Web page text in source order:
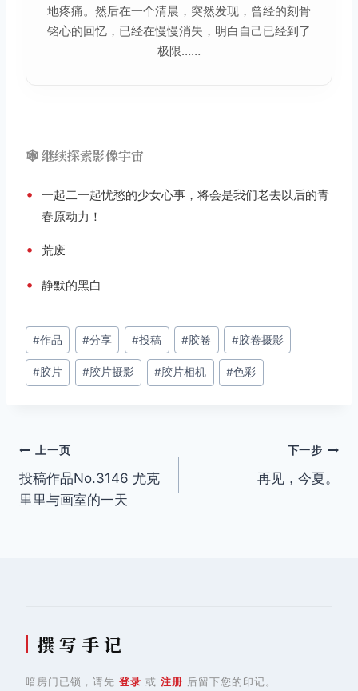
地疼痛。然后在一个清晨，突然发现，曾经的刻骨
铭心的回忆，已经在慢慢消失，明白自己已经到了
极限……
🕸️ 继续探索影像宇宙
•
一起二一起忧愁的少女心事，将会是我们老去以后的青
春原动力！
• 荒废
• 静默的黑白
文
章
标
#作品 #分享 #投稿 #胶卷 #胶卷摄影
#胶片 #胶片摄影 #胶片相机 #色彩
文
章
上一页
投稿作品No.3146 尤克
里里与画室的一天
下一步
再见，今夏。
撰 写 手 记
暗房门已锁，请先 登录 或 注册 后留下您的印记。